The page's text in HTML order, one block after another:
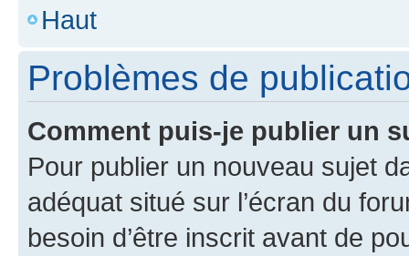
Haut
Problèmes de
Comment puis-je publier un
Pour publier un nouveau sujet
adéquat situé sur l’écran du
besoin d’être inscrit avant de